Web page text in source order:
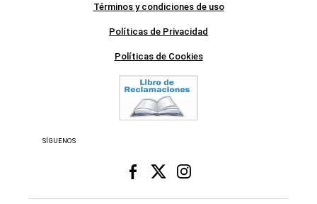
Términos y condiciones de uso
Políticas de Privacidad
Políticas de Cookies
SÍGUENOS